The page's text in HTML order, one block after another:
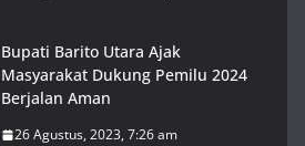
Bupati Barito Utara Ajak
Masyarakat Dukung Pemilu 2024
Berjalan Aman
26 Agustus, 2023, 7:26 am